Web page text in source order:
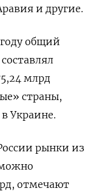
и другие.
общий
млрд
страны,
Украине.
рынки из
отмечают